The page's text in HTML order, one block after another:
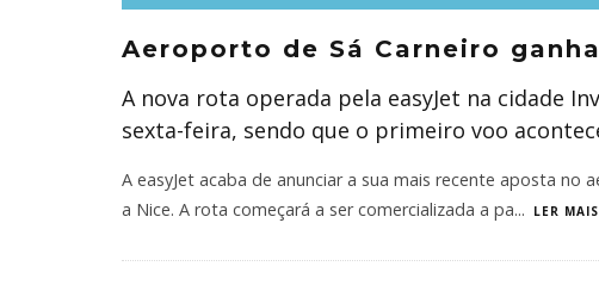
Aeroporto de Sá Carneiro
A nova rota operada pela easyJet na cidade
sexta-feira, sendo que o primeiro voo
A easyJet acaba de anunciar a sua mais recente aposta
a Nice. A rota começará a ser comercializada a pa... LER MAIS